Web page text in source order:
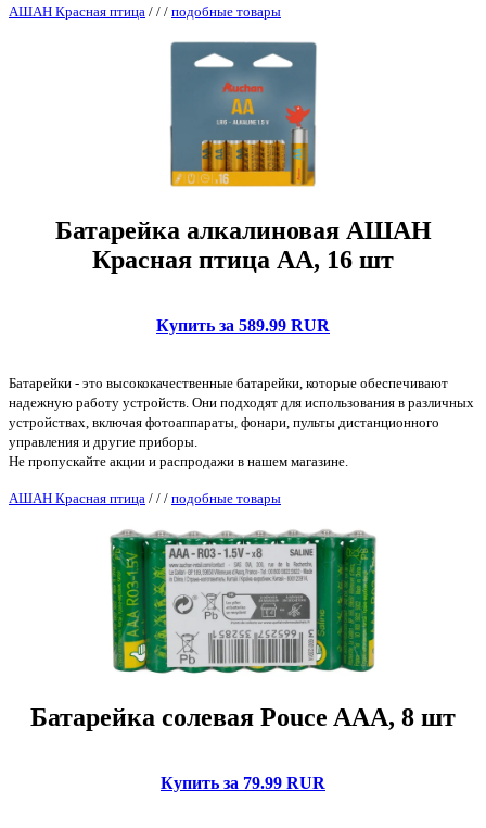
АШАН Красная птица / / / подобные товары
Батарейка алкалиновая АШАН
Красная птица АА, 16 шт
Купить за 589.99 RUR
Батарейки - это высококачественные батарейки, которые обеспечивают
надежную работу устройств. Они подходят для использования в различных
устройствах, включая фотоаппараты, фонари, пульты дистанционного
управления и другие приборы.
Не пропускайте акции и распродажи в нашем магазине.
АШАН Красная птица / / / подобные товары
Батарейка солевая Pouce AAA, 8 шт
Купить за 79.99 RUR